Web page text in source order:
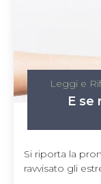
Leggi e
E se
Si riporta la
ravvisato gli